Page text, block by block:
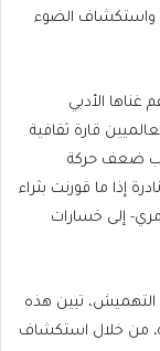
واستكشاف الضوء
غناها الأدبي
قارة ثقافية
ضعف حركة
إذا ما قورنت بثراء
إلى خسارات
التهميش، تبين هذه
من خلال استكشاف